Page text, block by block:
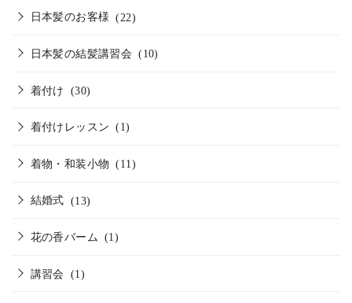
日本髪のお客様 (22)
日本髪の結髪講習会 (10)
着付け (30)
着付けレッスン (1)
着物・和装小物 (11)
結婚式 (13)
花の香バーム (1)
講習会 (1)